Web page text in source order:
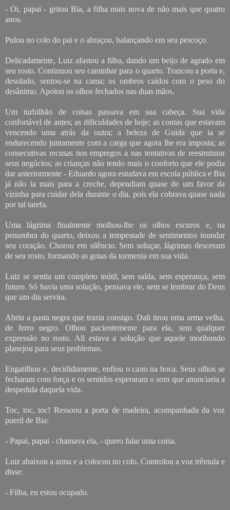
- Oi, papai - gritou Bia, a filha mais nova de não mais que quatro
anos.
Pulou no colo do pai e o abraçou, balançando em seu pescoço.
Delicadamente, Luiz afastou a filha, dando um beijo de agrado em
seu rosto. Continuou seu caminhar para o quarto. Trancou a porta e,
desolado, sentou-se na cama; os ombros caídos com o peso do
desânimo. Apoiou os olhos fechados nas duas mãos.
Um turbilhão de coisas passava em sua cabeça. Sua vida
confortável de antes; as dificuldades de hoje; as contas que estavam
vencendo uma atrás da outra; a beleza de Guida que ia se
endurecendo juntamente com a carga que agora lhe era imposta; as
consecutivas recusas nos empregos a nas tentativas de reestruturar
seus negócios; as crianças não tendo mais o conforto que ele podia
dar anteriormente - Eduardo agora estudava em escola pública e Bia
já não ia mais para a creche, dependiam quase de um favor da
vizinha para cuidar dela durante o dia, pois ela cobrava quase nada
por tal tarefa.
Uma lágrima finalmente molhou-lhe os olhos escuros e, na
penumbra do quarto, deixou a tempestade de sentimentos inundar
seu coração. Chorou em silêncio. Sem soluçar, lágrimas desceram
de seu rosto, formando as gotas da tormenta em sua vida.
Luiz se sentia um completo inútil, sem saída, sem esperança, sem
futuro. Só havia uma solução, pensava ele, sem se lembrar do Deus
que um dia servira.
Abriu a pasta negra que trazia consigo. Dali tirou uma arma velha,
de ferro negro. Olhou pacientemente para ela, sem qualquer
expressão no rosto. Ali estava a solução que aquele moribundo
planejou para seus problemas.
Engatilhou e, decididamente, enfiou o cano na boca. Seus olhos se
fecharam com força e os sentidos esperaram o som que anunciaria a
despedida daquela vida.
Toc, toc, toc! Ressoou a porta de madeira, acompanhada da voz
pueril de Bia:
- Papai, papai - chamava ela, - quero falar uma coisa.
Luiz abaixou a arma e a colocou no colo. Controlou a voz trêmula e
disse:
- Filha, eu estou ocupado.